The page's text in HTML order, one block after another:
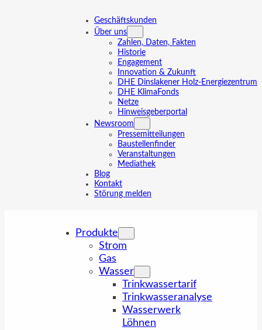
Geschäftskunden
Über uns
Zahlen, Daten, Fakten
Historie
Engagement
Innovation & Zukunft
DHE Dinslakener Holz-Energiezentrum
DHE KlimaFonds
Netze
Hinweisgeberportal
Newsroom
Pressemitteilungen
Baustellenfinder
Veranstaltungen
Mediathek
Blog
Kontakt
Störung melden
Produkte
Strom
Gas
Wasser
Trinkwassertarif
Trinkwasseranalyse
Wasserwerk
Löhnen